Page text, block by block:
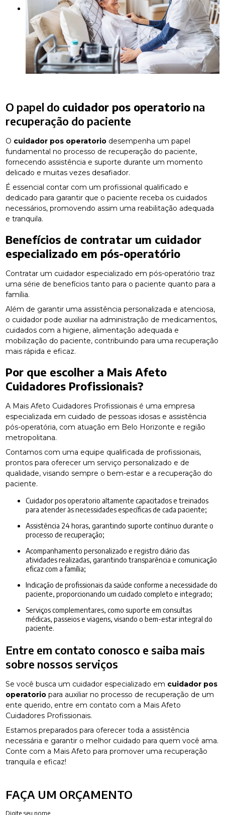
O papel do cuidador pos operatorio na
recuperação do paciente
O cuidador pos operatorio desempenha um papel
fundamental no processo de recuperação do paciente,
fornecendo assistência e suporte durante um momento
delicado e muitas vezes desafiador.
É essencial contar com um profissional qualificado e
dedicado para garantir que o paciente receba os cuidados
necessários, promovendo assim uma reabilitação adequada
e tranquila.
Benefícios de contratar um cuidador
especializado em pós-operatório
Contratar um cuidador especializado em pós-operatório traz
uma série de benefícios tanto para o paciente quanto para a
família.
Além de garantir uma assistência personalizada e atenciosa,
o cuidador pode auxiliar na administração de medicamentos,
cuidados com a higiene, alimentação adequada e
mobilização do paciente, contribuindo para uma recuperação
mais rápida e eficaz.
Por que escolher a Mais Afeto
Cuidadores Profissionais?
A Mais Afeto Cuidadores Profissionais é uma empresa
especializada em cuidado de pessoas idosas e assistência
pós-operatória, com atuação em Belo Horizonte e região
metropolitana.
Contamos com uma equipe qualificada de profissionais,
prontos para oferecer um serviço personalizado e de
qualidade, visando sempre o bem-estar e a recuperação do
paciente.
Cuidador pos operatorio altamente capacitados e treinados
para atender às necessidades específicas de cada paciente;
Assistência 24 horas, garantindo suporte contínuo durante o
processo de recuperação;
Acompanhamento personalizado e registro diário das
atividades realizadas, garantindo transparência e comunicação
eficaz com a família;
Indicação de profissionais da saúde conforme a necessidade do
paciente, proporcionando um cuidado completo e integrado;
Serviços complementares, como suporte em consultas
médicas, passeios e viagens, visando o bem-estar integral do
paciente.
Entre em contato conosco e saiba mais
sobre nossos serviços
Se você busca um cuidador especializado em cuidador pos
operatorio para auxiliar no processo de recuperação de um
ente querido, entre em contato com a Mais Afeto
Cuidadores Profissionais.
Estamos preparados para oferecer toda a assistência
necessária e garantir o melhor cuidado para quem você ama.
Conte com a Mais Afeto para promover uma recuperação
tranquila e eficaz!
FAÇA UM ORÇAMENTO
Digite seu nome